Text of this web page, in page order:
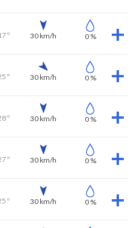
° 30 km/h 0 %
° 30 km/h 0 %
° 30 km/h 0 %
° 30 km/h 0 %
° 30 km/h 0 %